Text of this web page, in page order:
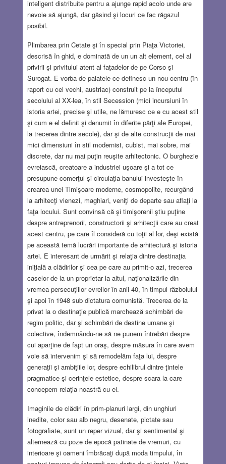
inteligent distribuite pentru a ajunge rapid acolo unde are
nevoie să ajungă, dar găsind şi locuri ce fac răgazul
posibil.
Plimbarea prin Cetate şi în special prin Piaţa Victoriei,
descrisă în ghid, e dominată de un un alt element, cel al
privirii şi privitului atent al faţadelor de pe Corso şi
Surogat. E vorba de palatele ce definesc un nou centru (în
raport cu cel vechi, austriac) construit pe la începutul
secolului al XX-lea, în stil Secession (mici incursiuni în
istoria artei, precise şi utile, ne lămuresc ce e cu acest stil
şi cum e el definit şi denumit în diferite părţi ale Europei,
la trecerea dintre secole), dar şi de alte construcţii de mai
mici dimensiuni în stil modernist, cubist, mai sobre, mai
discrete, dar nu mai puţin reuşite arhitectonic. O burghezie
evreiască, creatoare a industriei uşoare şi a tot ce
presupune comerţul şi circulaţia banului investeşte în
crearea unei Timişoare moderne, cosmopolite, recurgând
la arhitecţi vienezi, maghiari, veniţi de departe sau aflaţi la
faţa locului. Sunt convinsă că şi timişorenii ştiu puţine
despre antreprenorii, constructorii şi arhitecţii care au creat
acest centru, pe care îl consideră cu toţii al lor, deşi există
pe această temă lucrări importante de arhitectură şi istoria
artei. E interesant de urmărit şi relaţia dintre destinaţia
iniţială a clădirilor şi cea pe care au primit-o azi, trecerea
caselor de la un proprietar la altul, naţionalizările din
vremea persecuţiilor evreilor în anii 40, în timpul războiului
şi apoi în 1948 sub dictatura comunistă. Trecerea de la
privat la o destinaţie publică marchează schimbări de
regim politic, dar şi schimbări de destine umane şi
colective, îndemnându-ne să ne punem întrebări despre
cui aparţine de fapt un oraş, despre măsura în care avem
voie să intervenim şi să remodelăm faţa lui, despre
generaţii şi ambiţiile lor, despre echilibrul dintre ţintele
pragmatice şi cerinţele estetice, despre scara la care
concepem relaţia noastră cu el.
Imaginile de clădiri în prim-planuri largi, din unghiuri
inedite, color sau alb negru, desenate, pictate sau
fotografiate, sunt un reper vizual, dar şi sentimental şi
alternează cu poze de epocă patinate de vremuri, cu
interioare şi oameni îmbrăcaţi după moda timpului, în